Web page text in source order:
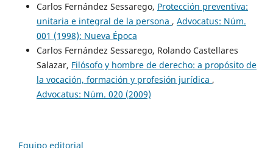
Carlos Fernández Sessarego, Protección preventiva:
unitaria e integral de la persona , Advocatus: Núm.
001 (1998): Nueva Época
Carlos Fernández Sessarego, Rolando Castellares
Salazar, Filósofo y hombre de derecho: a propósito de
la vocación, formación y profesión jurídica ,
Advocatus: Núm. 020 (2009)
Equipo editorial